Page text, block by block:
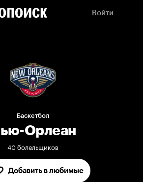
Войти
Баскетбол
Орлеан
40 болельщиков
Добавить в любимые
В любимых